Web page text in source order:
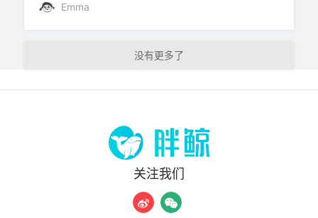
Emma
加载更多
关注我们